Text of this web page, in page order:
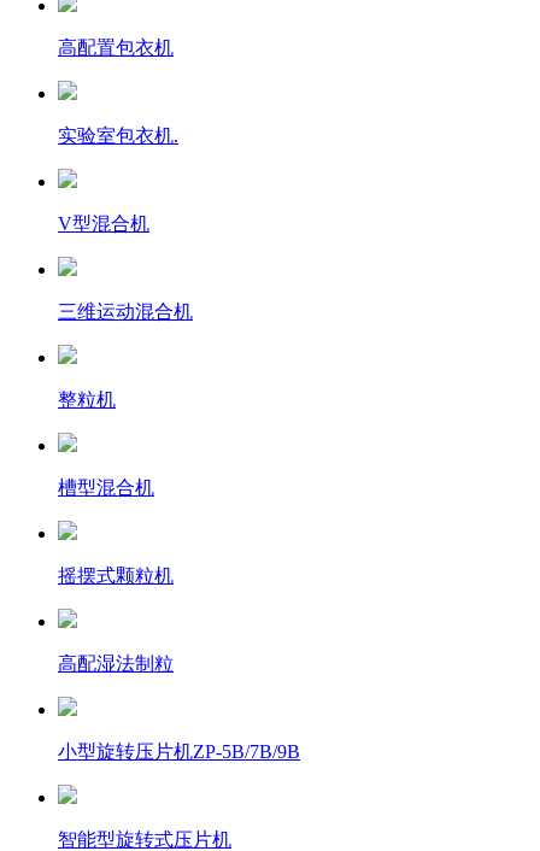
高配置包衣机
实验室包衣机.
V型混合机
三维运动混合机
整粒机
槽型混合机
摇摆式颗粒机
高配湿法制粒
小型旋转压片机ZP-5B/7B/9B
智能型旋转式压片机